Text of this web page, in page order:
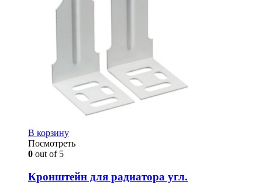
В корзину
Посмотреть
0 out of 5
Кронштейн для радиатора угл.